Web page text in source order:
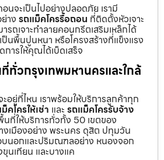
นจะเป็นไปอย่างปลอดภัย เรามี
าง รถแม็คโครรื้อถอน ที่ติดตั้งหัวเจาะ
รถเจาะทำลายคอนกรีตเสริมเหล็กได้
ป็นพื้นปูนหนา หรือโครงสร้างที่แข็งแรง
การให้คุณได้เบ็ดเสร็จ
วกรุงเทพมหานครและใกล้
อยู่ที่ไหน เราพร้อมให้บริการลูกค้าทุก
คโครให้เช่า และ รถแม็คโครรับจ้าง
ที่ให้บริการทั่วทั้ง 50 เขตของ
งเมืองอย่าง พระนคร ดุสิต ปทุมวัน
นอกและปริมณฑลอย่าง หนองจอก
นเทียน และบางแค